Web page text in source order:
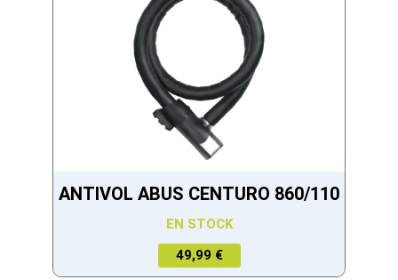
ANTIVOL ABUS CENTURO 860/110
EN STOCK
49,99 €